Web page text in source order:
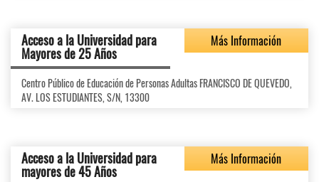
Acceso a la Universidad para
Mayores de 25 Años
Más Información
Centro Público de Educación de Personas Adultas FRANCISCO DE QUEVEDO,
AV. LOS ESTUDIANTES, S/N, 13300
Acceso a la Universidad para
mayores de 45 Años
Más Información